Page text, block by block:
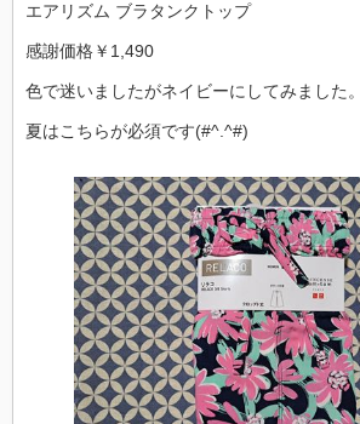
エアリズム ブラタンクトップ
感謝価格￥1,490
色で迷いましたがネイビーにしてみました。
夏はこちらが必須です(#^.^#)